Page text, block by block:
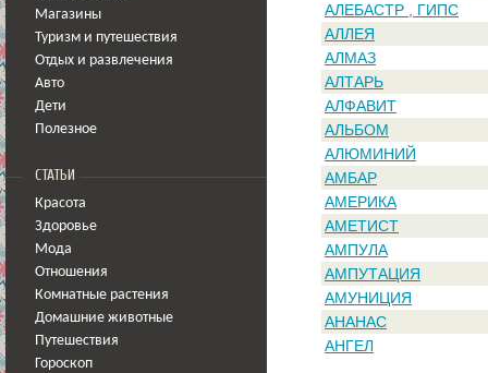
Магазины
Туризм и путешествия
Отдых и развлечения
Авто
Дети
Полезное
СТАТЬИ
Красота
Здоровье
Мода
Отношения
Комнатные растения
Домашние животные
Путешествия
Гороскоп
АЛЕБАСТР , ГИПС
АЛЛЕЯ
АЛМАЗ
АЛТАРЬ
АЛФАВИТ
АЛЬБОМ
АЛЮМИНИЙ
АМБАР
АМЕРИКА
АМЕТИСТ
АМПУЛА
АМПУТАЦИЯ
АМУНИЦИЯ
АНАНАС
АНГЕЛ